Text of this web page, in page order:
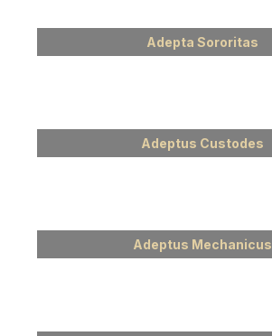
Adepta Sororitas
Adeptus Custodes
Adeptus Mechanicus